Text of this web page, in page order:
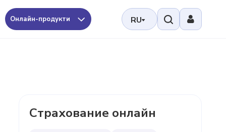
Онлайн-продукти RU
Страхование онлайн